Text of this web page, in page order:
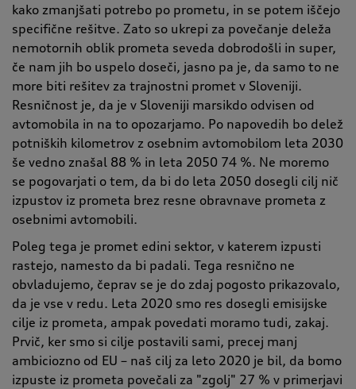
kako zmanjšati potrebo po prometu, in se potem iščejo
specifične rešitve. Zato so ukrepi za povečanje deleža
nemotornih oblik prometa seveda dobrodošli in super,
če nam jih bo uspelo doseči, jasno pa je, da samo to ne
more biti rešitev za trajnostni promet v Sloveniji.
Resničnost je, da je v Sloveniji marsikdo odvisen od
avtomobila in na to opozarjamo. Po napovedih bo delež
potniških kilometrov z osebnim avtomobilom leta 2030
še vedno znašal 88 % in leta 2050 74 %. Ne moremo
se pogovarjati o tem, da bi do leta 2050 dosegli cilj nič
izpustov iz prometa brez resne obravnave prometa z
osebnimi avtomobili.
Poleg tega je promet edini sektor, v katerem izpusti
rastejo, namesto da bi padali. Tega resnično ne
obvladujemo, čeprav se je do zdaj pogosto prikazovalo,
da je vse v redu. Leta 2020 smo res dosegli emisijske
cilje iz prometa, ampak povedati moramo tudi, zakaj.
Prvič, ker smo si cilje postavili sami, precej manj
ambiciozno od EU – naš cilj za leto 2020 je bil, da bomo
izpuste iz prometa povečali za "zgolj" 27 % v primerjavi